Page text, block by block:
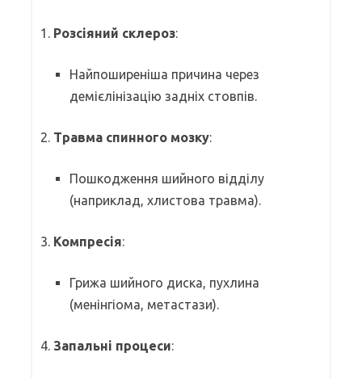
1. Розсіяний склероз:
Найпоширеніша причина через
демієлінізацію задніх стовпів.
2. Травма спинного мозку:
Пошкодження шийного відділу
(наприклад, хлистова травма).
3. Компресія:
Грижа шийного диска, пухлина
(менінгіома, метастази).
4. Запальні процеси: